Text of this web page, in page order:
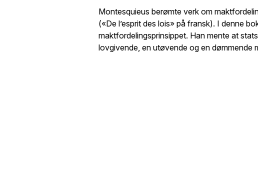
Montesquieus berømte verk om
(«De l’esprit des lois» på fransk). I denne
maktfordelingsprinsippet. Han mente at
lovgivende, en utøvende og en dømmende